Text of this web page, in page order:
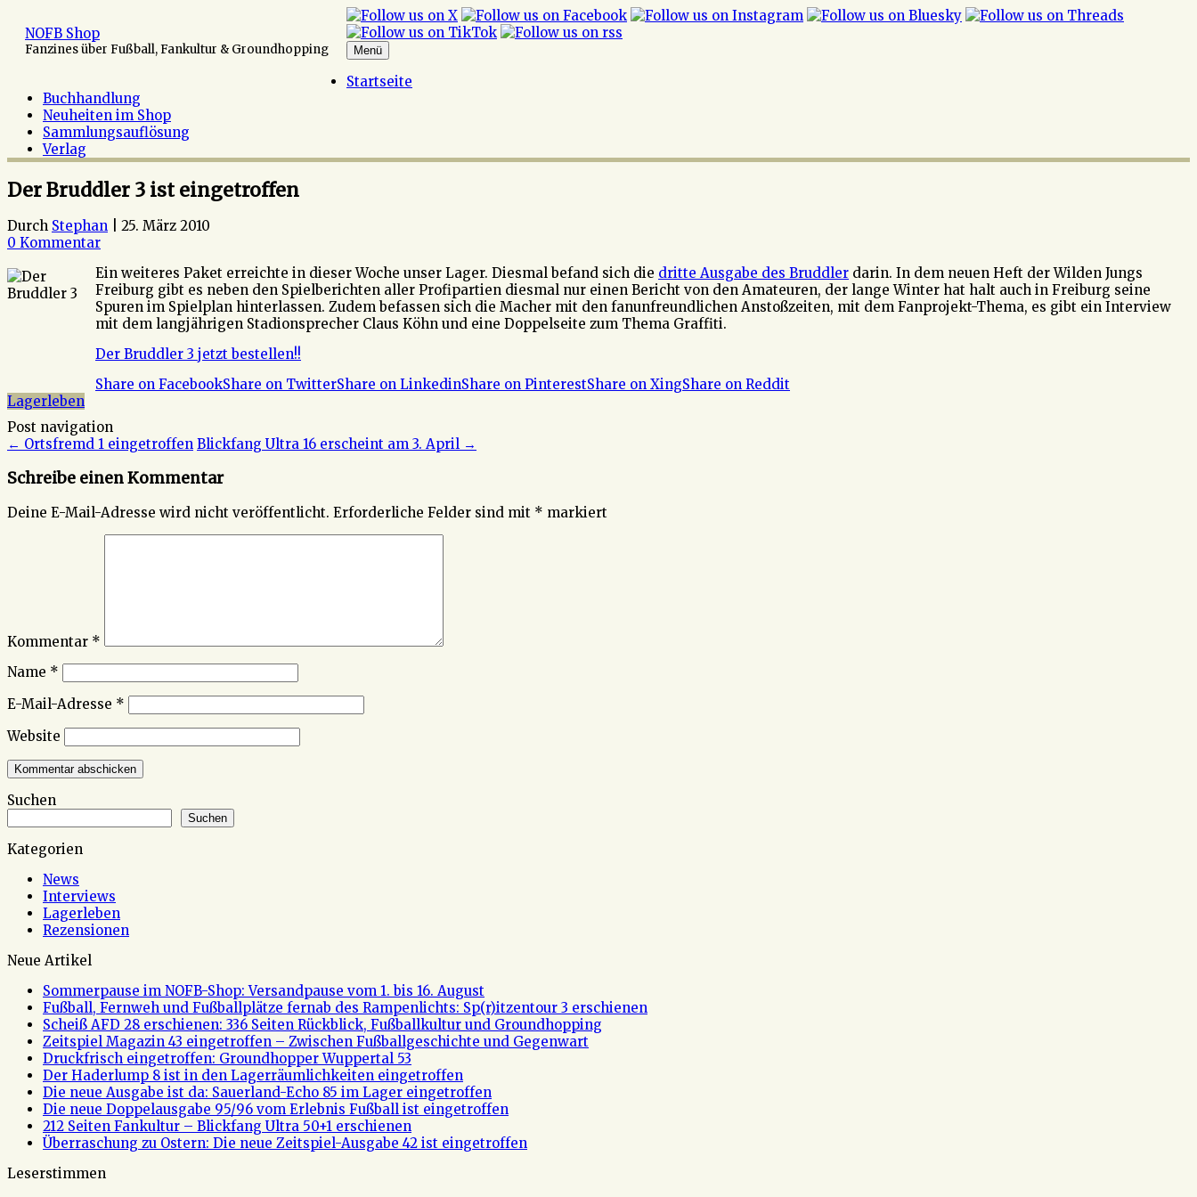
Inhalt
springen
NOFB Shop
Fanzines über Fußball, Fankultur & Groundhopping Menü
Startseite
Buchhandlung
Neuheiten im Shop
Sammlungsauflösung
Verlag
Der Bruddler 3 ist eingetroffen
Durch Stephan
25. März 2010
0 Kommentar
Ein weiteres Paket erreichte in dieser Woche unser Lager. Diesmal befand sich die dritte Ausgabe des Bruddler darin. In dem neuen Heft der Wilden Jungs
Freiburg gibt es neben den Spielberichten aller Profipartien diesmal nur einen Bericht von den Amateuren, der lange Winter hat halt auch in Freiburg seine
Spuren im Spielplan hinterlassen. Zudem befassen sich die Macher mit den fanunfreundlichen Anstoßzeiten, mit dem Fanprojekt-Thema, es gibt ein Interview
mit dem langjährigen Stadionsprecher Claus Köhn und eine Doppelseite zum Thema Graffiti.
Der Bruddler 3 jetzt bestellen!!
Share on FacebookShare on TwitterShare on LinkedinShare on PinterestShare on XingShare on Reddit
Lagerleben
Post navigation
← Ortsfremd 1 eingetroffen Blickfang Ultra 16 erscheint am 3. April →
Schreibe einen Kommentar
Deine E-Mail-Adresse wird nicht veröffentlicht. Erforderliche Felder sind mit * markiert
Kommentar *
Name *
E-Mail-Adresse *
Website
Suchen
Suchen
Kategorien
News
Interviews
Lagerleben
Rezensionen
Neue Artikel
Sommerpause im NOFB-Shop: Versandpause vom 1. bis 16. August
Fußball, Fernweh und Fußballplätze fernab des Rampenlichts: Sp(r)itzentour 3 erschienen
Scheiß AFD 28 erschienen: 336 Seiten Rückblick, Fußballkultur und Groundhopping
Zeitspiel Magazin 43 eingetroffen – Zwischen Fußballgeschichte und Gegenwart
Druckfrisch eingetroffen: Groundhopper Wuppertal 53
Der Haderlump 8 ist in den Lagerräumlichkeiten eingetroffen
Die neue Ausgabe ist da: Sauerland-Echo 85 im Lager eingetroffen
Die neue Doppelausgabe 95/96 vom Erlebnis Fußball ist eingetroffen
212 Seiten Fankultur – Blickfang Ultra 50+1 erschienen
Überraschung zu Ostern: Die neue Zeitspiel-Ausgabe 42 ist eingetroffen
Leserstimmen